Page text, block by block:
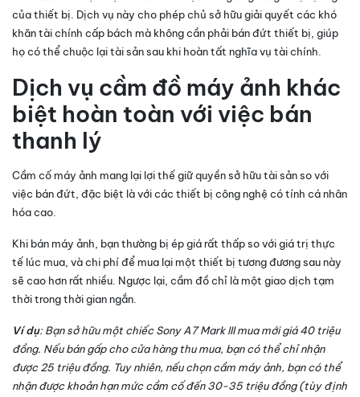
của thiết bị. Dịch vụ này cho phép chủ sở hữu giải quyết các khó
khăn tài chính cấp bách mà không cần phải bán đứt thiết bị, giúp
họ có thể chuộc lại tài sản sau khi hoàn tất nghĩa vụ tài chính.
Dịch vụ cầm đồ máy ảnh khác
biệt hoàn toàn với việc bán
thanh lý
Cầm cố máy ảnh mang lại lợi thế giữ quyền sở hữu tài sản so với
việc bán đứt, đặc biệt là với các thiết bị công nghệ có tính cá nhân
hóa cao.
Khi bán máy ảnh, bạn thường bị ép giá rất thấp so với giá trị thực
tế lúc mua, và chi phí để mua lại một thiết bị tương đương sau này
sẽ cao hơn rất nhiều. Ngược lại, cầm đồ chỉ là một giao dịch tạm
thời trong thời gian ngắn.
Ví dụ: Bạn sở hữu một chiếc Sony A7 Mark III mua mới giá 40 triệu
đồng. Nếu bán gấp cho cửa hàng thu mua, bạn có thể chỉ nhận
được 25 triệu đồng. Tuy nhiên, nếu chọn cầm máy ảnh, bạn có thể
nhận được khoản hạn mức cầm cố đến 30-35 triệu đồng (tùy định